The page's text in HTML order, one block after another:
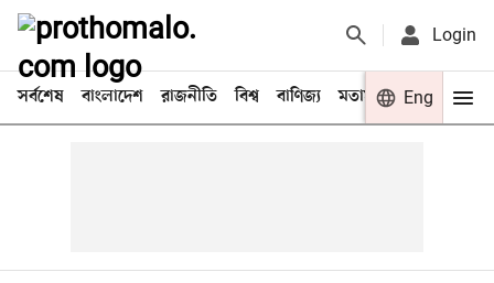
Login
সর্বশেষ বাংলাদেশ রাজনীতি বিশ্ব বাণিজ্য মতামত খেলা
Eng